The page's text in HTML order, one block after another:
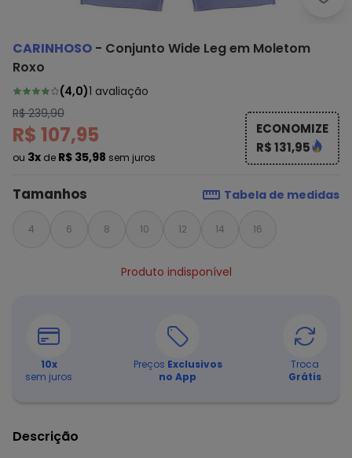
CARINHOSO - Conjunto Wide Leg em Moletom
Roxo
(4,0)1 avaliação
R$ 239,90
R$ 107,95
ou 3x de R$ 35,98 sem juros
ECONOMIZE
R$ 131,95
Tamanhos Tabela de medidas
4 6 8 10 12 14 16
Produto indisponível
10x
sem juros
Preços Exclusivos
no App
Troca
Grátis
Descrição